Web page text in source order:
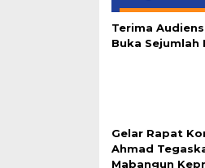
Terima
Buka Sejumlah
Gelar Rapat
Ahmad
Mabangun